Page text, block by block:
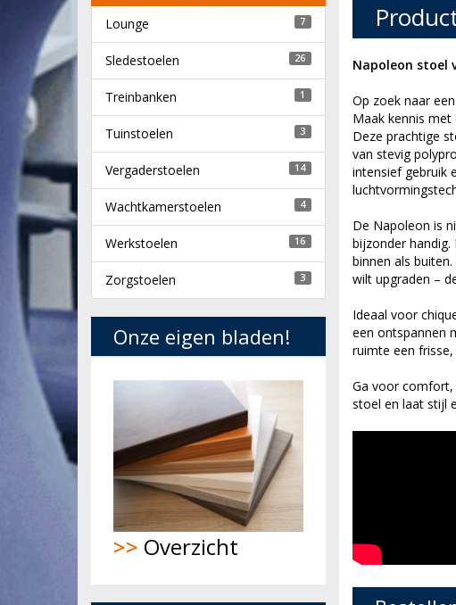
Napoleon stoel
Op zoek naar
Maak kennis
Deze prachtige
van stevig
intensief gebruik
De Napoleon is
bijzonder
binnen als
wilt upgraden –
Ideaal voor
een ontspannen
ruimte een
Ga voor comfort,
stoel en laat stijl
Lounge 7
Sledestoelen 26
Treinbanken 1
Tuinstoelen 3
Vergaderstoelen 14
Wachtkamerstoelen 4
Werkstoelen 16
Zorgstoelen 3
Onze eigen bladen!
>> Overzicht